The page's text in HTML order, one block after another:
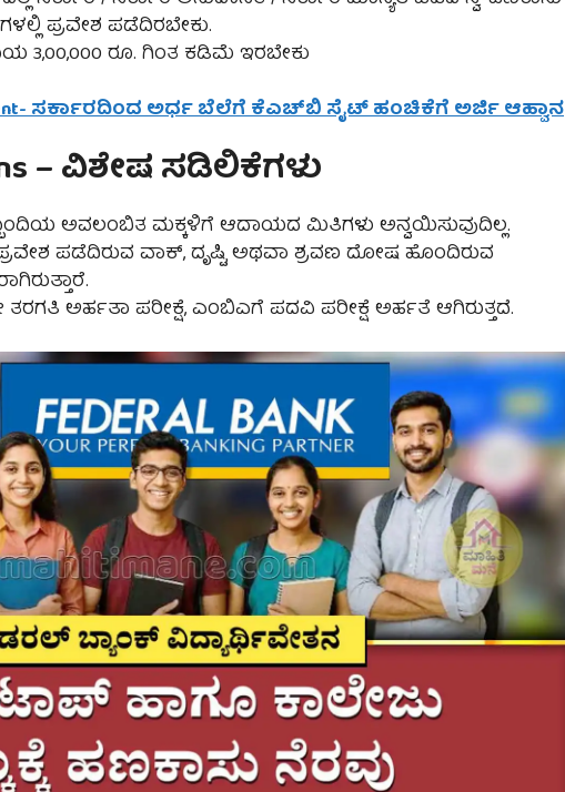
ಪ್ರವೇಶ ಪಡೆದಿರಬೇಕು.
3,00,000 ರೂ. ಗಿಂತ ಕಡಿಮೆ ಇರಬೇಕು
ಸರ್ಕಾರದಿಂದ ಅರ್ಧ ಬೆಲೆಗೆ ಕೆಎಚ್‌ಬಿ ಸೈಟ್ ಹಂಚಿಕೆಗೆ ಅರ್ಜಿ ಆಹ್ವಾನ
– ವಿಶೇಷ ಸಡಿಲಿಕೆಗಳು
ಅವಲಂಬಿತ ಮಕ್ಕಳಿಗೆ ಆದಾಯದ ಮಿತಿಗಳು ಅನ್ವಯಿಸುವುದಿಲ್ಲ.
ಪಡೆದಿರುವ ವಾಕ್, ದೃಷ್ಟಿ ಅಥವಾ ಶ್ರವಣ ದೋಷ ಹೊಂದಿರುವ
ಅರ್ಹತಾ ಪರೀಕ್ಷೆ, ಎಂಬಿಎಗೆ ಪದವಿ ಪರೀಕ್ಷೆ ಅರ್ಹತೆ ಆಗಿರುತ್ತದೆ.